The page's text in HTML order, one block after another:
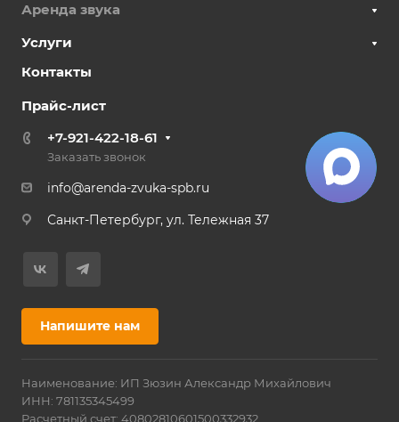
Аренда звука
Услуги
Контакты
Прайс-лист
+7-921-422-18-61
Заказать звонок
info@arenda-zvuka-spb.ru
Санкт-Петербург, ул. Тележная 37
Напишите нам
Наименование: ИП Зюзин Александр Михайлович
ИНН: 781135345499
Расчетный счет: 40802810601500332932